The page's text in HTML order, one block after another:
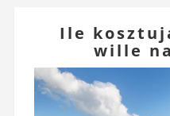
Ile
wille